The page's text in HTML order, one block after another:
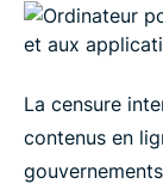
Comment la
?
Libérez votre
La censure
contenus en